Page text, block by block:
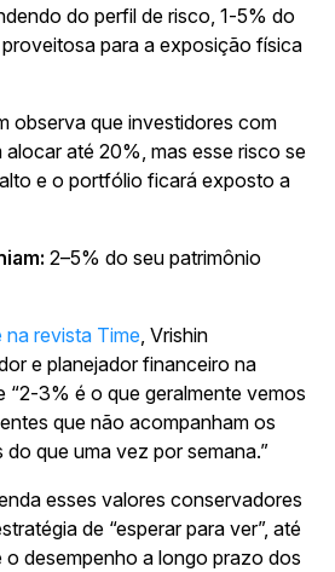
do perfil de risco, 1-5% do
para a exposição física
observa que investidores com
até 20%, mas esse risco se
e o portfólio ficará exposto a
2–5% do seu patrimônio
na revista Time , Vrishin
e planejador financeiro na
“2-3% é o que geralmente vemos
que não acompanham os
que uma vez por semana.”
esses valores conservadores
de “esperar para ver”, até
o desempenho a longo prazo dos